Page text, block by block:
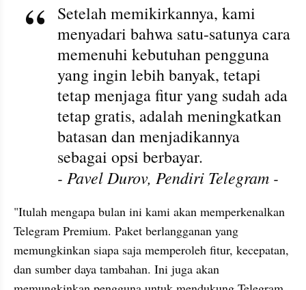
Setelah memikirkannya, kami
menyadari bahwa satu-satunya cara
memenuhi kebutuhan pengguna
yang ingin lebih banyak, tetapi
tetap menjaga fitur yang sudah ada
tetap gratis, adalah meningkatkan
batasan dan menjadikannya
sebagai opsi berbayar.
- Pavel Durov, Pendiri Telegram -
"Itulah mengapa bulan ini kami akan memperkenalkan
Telegram Premium. Paket berlangganan yang
memungkinkan siapa saja memperoleh fitur, kecepatan,
dan sumber daya tambahan. Ini juga akan